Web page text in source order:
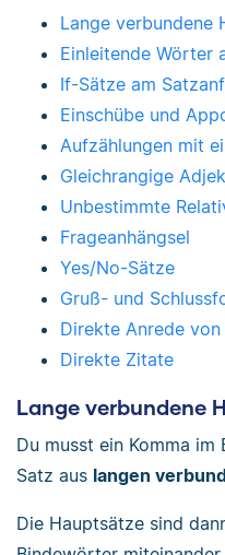
Lange verbundene
Einleitende Wörter
If-Sätze am
Einschübe und
Aufzählungen mit
Gleichrangige
Unbestimmte
Frageanhängsel
Yes/No-Sätze
Gruß- und
Direkte Anrede von
Direkte Zitate
Lange verbundene
Du musst ein Komma im
Satz aus langen
Die Hauptsätze sind